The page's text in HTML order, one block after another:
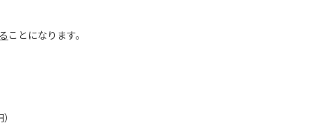
ことになります。